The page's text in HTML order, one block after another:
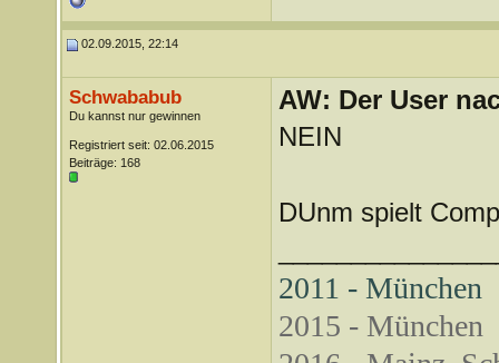
02.09.2015, 22:14
Schwababub
Du kannst nur gewinnen
Registriert seit: 02.06.2015
Beiträge: 168
AW: Der User
NEIN
DUnm spielt
2011 - München
2015 - München